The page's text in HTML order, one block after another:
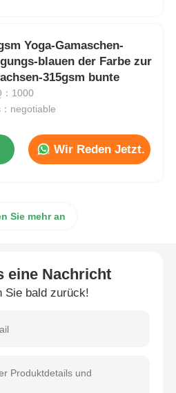
Yoga-Gamaschen-
blauen der Farbe zur
315gsm bunte
：1000
negotiable
Wir Reden Jetzt.
Sie mehr an
eine Nachricht
Sie bald zurück!